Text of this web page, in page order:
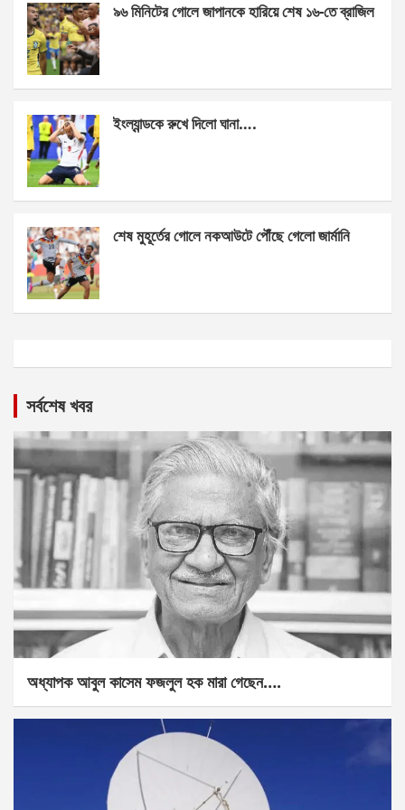
৯৬ মিনিটের গোলে জাপানকে হারিয়ে শেষ ১৬-তে ব্রাজিল
ইংল্যান্ডকে রুখে দিলো ঘানা….
শেষ মুহূর্তের গোলে নকআউটে পৌঁছে গেলো জার্মানি
সর্বশেষ খবর
অধ্যাপক আবুল কাসেম ফজলুল হক মারা গেছেন….